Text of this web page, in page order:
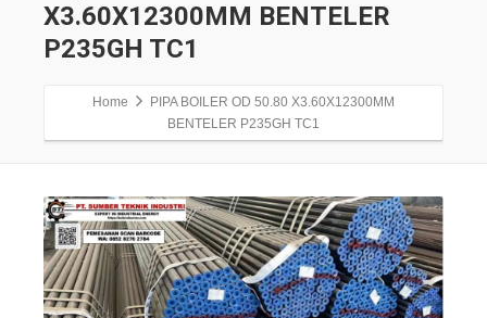
X3.60X12300MM BENTELER
P235GH TC1
Home
PIPA BOILER OD 50.80 X3.60X12300MM
BENTELER P235GH TC1